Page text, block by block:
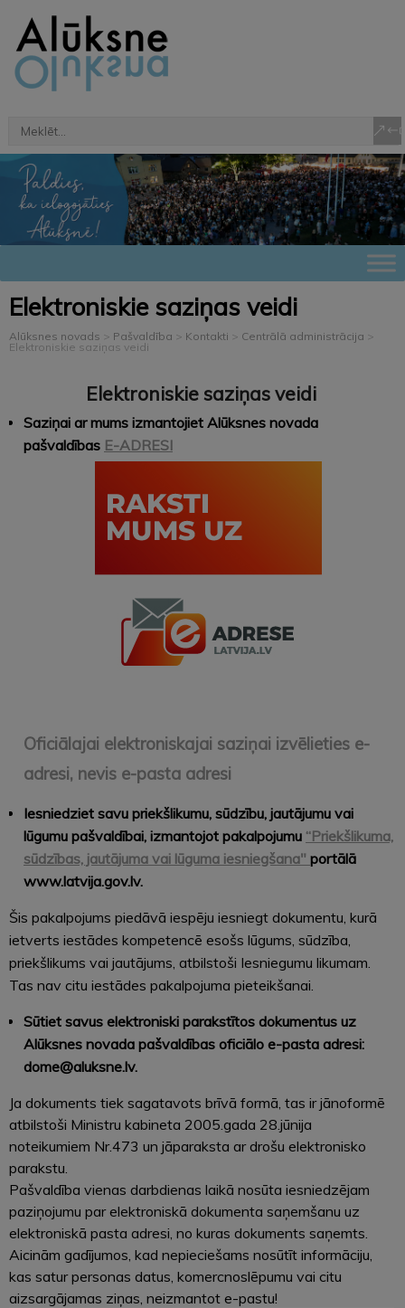
Elektroniskie saziņas veidi
Alūksnes novads > Pašvaldība > Kontakti > Centrālā administrācija >
Elektroniskie saziņas veidi
Elektroniskie saziņas veidi
Saziņai ar mums izmantojiet Alūksnes novada
pašvaldības E-ADRESI
Oficiālajai elektroniskajai saziņai izvēlieties e-
adresi, nevis e-pasta adresi
Iesniedziet savu priekšlikumu, sūdzību, jautājumu vai
lūgumu pašvaldībai, izmantojot pakalpojumu “Priekšlikuma,
sūdzības, jautājuma vai lūguma iesniegšana" portālā
www.latvija.gov.lv.
Šis pakalpojums piedāvā iespēju iesniegt dokumentu, kurā
ietverts iestādes kompetencē esošs lūgums, sūdzība,
priekšlikums vai jautājums, atbilstoši Iesniegumu likumam.
Tas nav citu iestādes pakalpojuma pieteikšanai.
Sūtiet savus elektroniski parakstītos dokumentus uz
Alūksnes novada pašvaldības oficiālo e-pasta adresi:
dome@aluksne.lv.
Ja dokuments tiek sagatavots brīvā formā, tas ir jānoformē
atbilstoši Ministru kabineta 2005.gada 28.jūnija
noteikumiem Nr.473 un jāparaksta ar drošu elektronisko
parakstu.
Pašvaldība vienas darbdienas laikā nosūta iesniedzējam
paziņojumu par elektroniskā dokumenta saņemšanu uz
elektroniskā pasta adresi, no kuras dokuments saņemts.
Aicinām gadījumos, kad nepieciešams nosūtīt informāciju,
kas satur personas datus, komercnoslēpumu vai citu
aizsargājamas ziņas, neizmantot e-pastu!